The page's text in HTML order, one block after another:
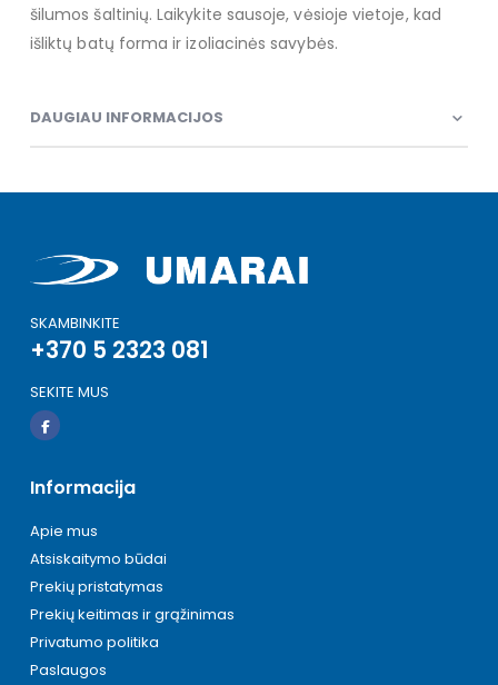
šilumos šaltinių. Laikykite sausoje, vėsioje vietoje, kad
išliktų batų forma ir izoliacinės savybės.
DAUGIAU INFORMACIJOS
SKAMBINKITE
+370 5 2323 081
SEKITE MUS
Informacija
Apie mus
Atsiskaitymo būdai
Prekių pristatymas
Prekių keitimas ir grąžinimas
Privatumo politika
Paslaugos